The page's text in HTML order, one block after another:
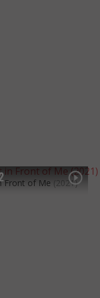
Front of Me (2021)